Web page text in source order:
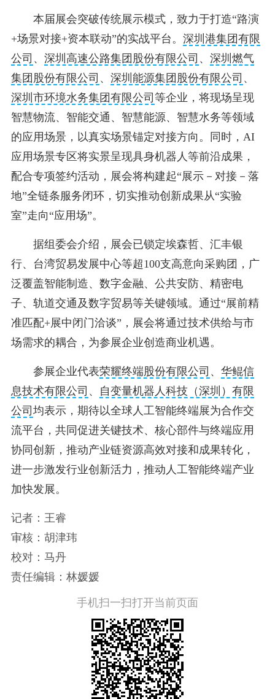
本届展会突破传统展示模式，致力于打造“路演
+场景对接+资本联动”的实战平台。 深圳港集团有限
公司 、 深圳高速公路集团股份有限公司 、 深圳燃气
集团股份有限公司 、 深圳能源集团股份有限公司 、
深圳市环境水务集团有限公司 等企业，将现场呈现
智慧物流、智能交通、智慧能源、智慧水务等领域
的应用场景，以真实场景锚定对接方向。同时，AI
应用场景专区将实景呈现具身机器人等前沿成果，
配合专项签约活动，展会将构建起“展示－对接－落
地”全链条服务闭环，切实推动创新成果从“实验
室”走向“应用场”。
据组委会介绍，展会已锁定埃森哲、汇丰银
行、台湾贸易发展中心等超100支高意向采购团，广
泛覆盖智能制造、数字金融、公共安防、精密电
子、轨道交通及数字贸易等关键领域。通过“展前精
准匹配+展中闭门洽谈”，展会将通过技术供给与市
场需求的耦合，为参展企业创造商业机遇。
参展企业代表荣耀终端股份有限公司 、 华鲲信
息技术有限公司 、
自变量机器人科技（深圳）有限
公司 均表示，期待以全球人工智能终端展为合作交
流平台，共同促进关键技术、核心部件与终端应用
协同创新，推动产业链资源高效对接和成果转化，
进一步激发行业创新活力，推动人工智能终端产业
加快发展。
记者：王睿
审核：胡津玮
校对：马丹
责任编辑：林媛媛
手机扫一扫打开当前页面